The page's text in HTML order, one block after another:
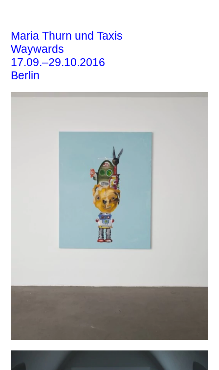
Maria Thurn und Taxis
Waywards
17.09.–29.10.2016
Berlin